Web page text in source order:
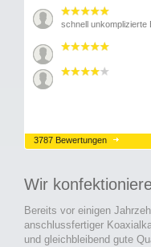
schnell unkomplizierte
3787 Bewertungen
Wir
Bereits vor einigen
anschlussfertiger
und gleichbleibend gute